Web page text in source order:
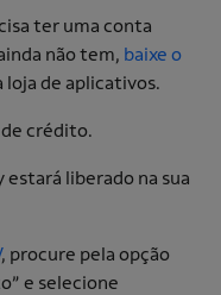
ter uma conta
não tem, baixe o
loja de aplicativos.
crédito.
estará liberado na sua
, procure pela opção
e selecione